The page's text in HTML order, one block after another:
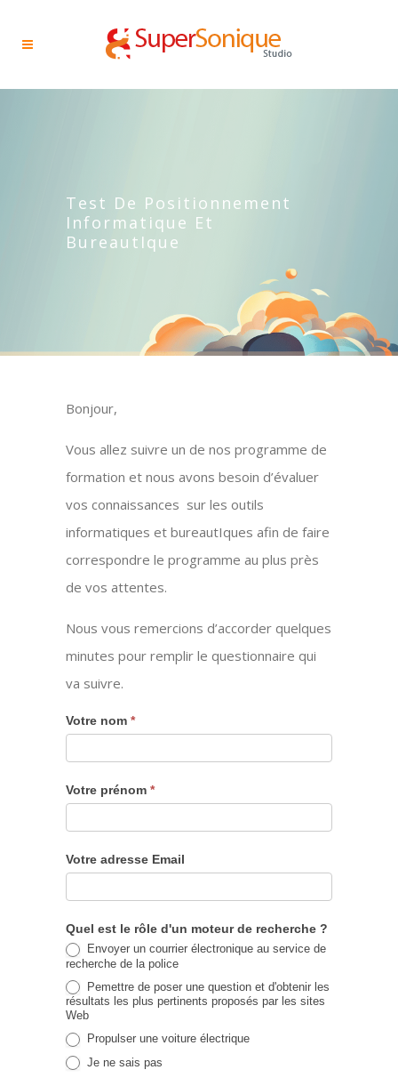
Test De Positionnement
Informatique Et
BureautIque
Bonjour,
Vous allez suivre un de nos programme de
formation et nous avons besoin d’évaluer
vos connaissances sur les outils
informatiques et bureautIques afin de faire
correspondre le programme au plus près
de vos attentes.
Nous vous remercions d’accorder quelques
minutes pour remplir le questionnaire qui
va suivre.
Test
de
positionnement
Informatique
et
Votre nom *
Votre prénom *
Votre adresse Email
Quel est le rôle d'un moteur de recherche ?
Envoyer un courrier électronique au service de
recherche de la police
Pemettre de poser une question et d'obtenir les
résultats les plus pertinents proposés par les sites
Web
Propulser une voiture électrique
Je ne sais pas